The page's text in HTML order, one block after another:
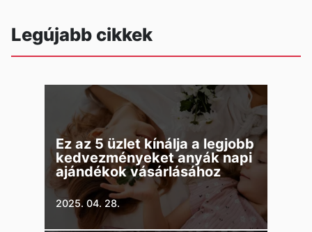
Legújabb cikkek
Ez az 5 üzlet kínálja a legjobb
kedvezményeket anyák napi
ajándékok vásárlásához
2025. 04. 28.